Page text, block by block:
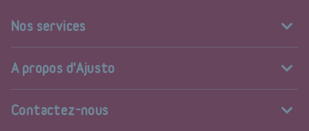
Nos services
A propos d'Ajusto
Contactez-nous